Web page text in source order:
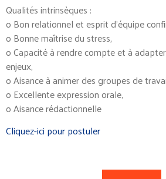
Qualités intrinsèques :
o Bon relationnel et esprit d’équipe
o Bonne maîtrise du stress,
o Capacité à rendre compte et à
enjeux,
o Aisance à animer des groupes de
o Excellente expression orale,
o Aisance rédactionnelle
Cliquez-ici pour postuler